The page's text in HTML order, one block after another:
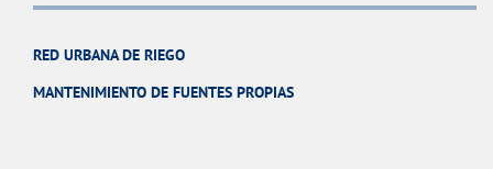
RED URBANA DE RIEGO
MANTENIMIENTO DE FUENTES PROPIAS